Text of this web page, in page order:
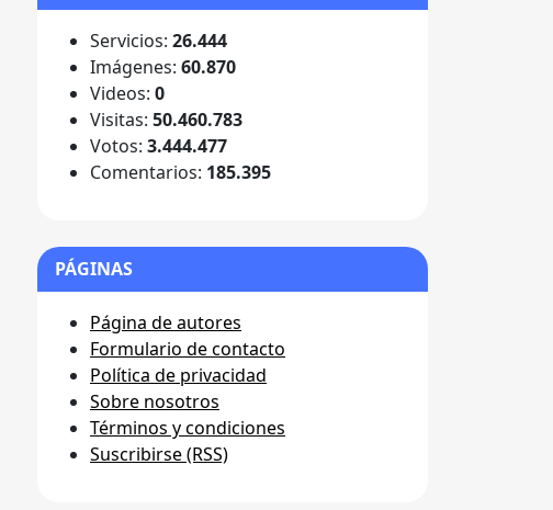
Servicios: 26.444
Imágenes: 60.870
Videos: 0
Visitas: 50.460.783
Votos: 3.444.477
Comentarios: 185.395
PÁGINAS
Página de autores
Formulario de contacto
Política de privacidad
Sobre nosotros
Términos y condiciones
Suscribirse (RSS)